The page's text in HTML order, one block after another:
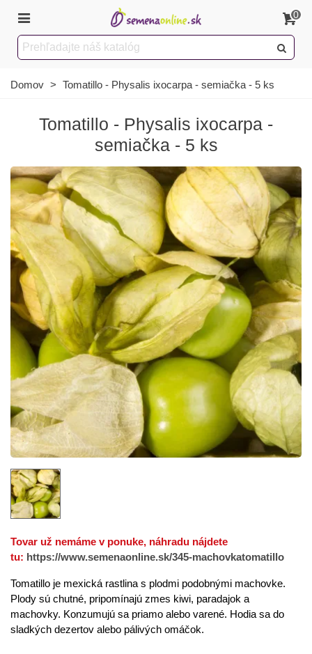
0
Domov > Tomatillo - Physalis ixocarpa - semiačka - 5 ks
Tomatillo - Physalis ixocarpa -
semiačka - 5 ks
Tovar už nemáme v ponuke, náhradu nájdete
tu: https://www.semenaonline.sk/345-machovkatomatillo
Tomatillo je mexická rastlina s plodmi podobnými machovke.
Plody sú chutné, pripomínajú zmes kiwi, paradajok a
machovky. Konzumujú sa priamo alebo varené. Hodia sa do
sladkých dezertov alebo pálivých omáčok.